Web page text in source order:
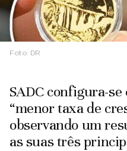
Foto: DR
SADC configura-se
“menor taxa de
observando um
as suas três